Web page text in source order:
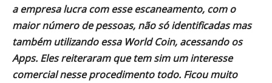
a empresa lucra com esse escaneamento, com o
maior número de pessoas, não só identificadas mas
também utilizando essa World Coin, acessando os
Apps. Eles reiteraram que tem sim um interesse
comercial nesse procedimento todo. Ficou muito